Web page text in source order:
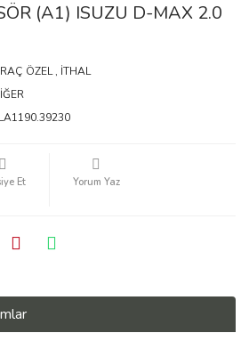
(A1) ISUZU D-MAX 2.0
ÖZEL, İTHAL
Et Yorum Yaz